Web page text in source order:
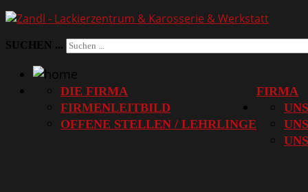
SUCHEN ...
FIRMA
DIE FIRMA
FIRMENLEITBILD
OFFENE STELLEN / LEHRLINGE